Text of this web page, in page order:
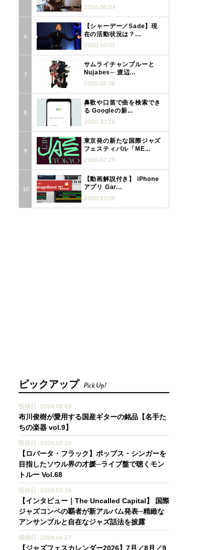
2026.08.04
【シャーデー／Sade】現
在の活動状況は？...
2020.10.01
サムライチャンプルーと
Nujabes─ 渡辺...
2020.05.08
鼻歌や口笛で曲を検索でき
る Googleの新...
2020.10.26
東京発の新たな国際ジャズ
フェスティバル「ME...
2026.07.29
【動画解説付き】 iPhone
アプリ Gar...
2020.10.09
ピックアップ Pick Up!
投稿日 : 2026.08.04
布川俊樹が愛用する国産ギターの銘品【名手た
ちの楽器 vol.9】
投稿日 : 2026.07.20
【ロバータ・フラック】ポップス・シンガーを
目指したソウル界の才媛─ライブ盤で聴くモン
トルー Vol.68
投稿日 : 2026.07.16
【インタビュー｜The Uncalled Capital】 国際
ジャズコンペの覇者が新アルバム発表─精緻な
アンサンブルと自在なジャズ話法を披露
投稿日 : 2026.06.27
【ジャズフェスカレンダー2026】7月／8月／9